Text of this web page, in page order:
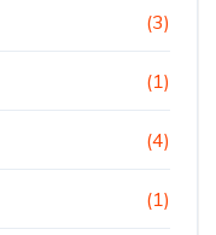
(3)
(1)
(4)
(1)